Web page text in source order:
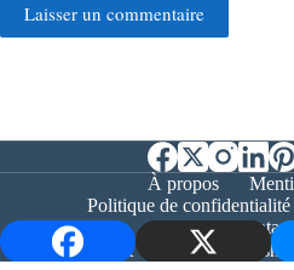
Laisser un commentaire
À propos
Politique de confidentialité
Contact
Copyright © 2026 -